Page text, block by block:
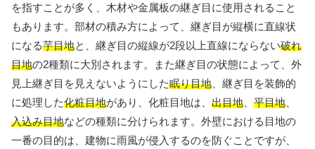
を指すことが多く、木材や金属板の継ぎ目に使用されること
もあります。部材の積み方によって、継ぎ目が縦横に直線状
になる芋目地と、継ぎ目の縦線が2段以上直線にならない破れ
目地の2種類に大別されます。また継ぎ目の状態によって、外
見上継ぎ目を見えないようにした眠り目地 、継ぎ目を装飾的
に処理した化粧目地があり、化粧目地は、 出目地 平目地
入込み目地などの種類に分けられます。外壁における目地の
一番の目的は、建物に雨風が侵入するのを防ぐことですが、